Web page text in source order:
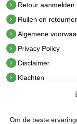
Om de beste
Retour aanmelden
Ruilen en
Algemene
Privacy Policy
Disclaimer
Klachten
hetindustriehuis B.V.